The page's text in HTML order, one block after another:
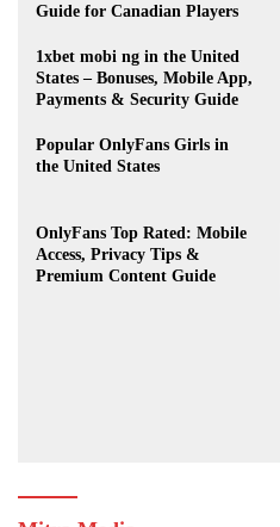
Guide for Canadian Players
1xbet mobi ng in the United
States – Bonuses, Mobile App,
Payments & Security Guide
Popular OnlyFans Girls in
the United States
OnlyFans Top Rated: Mobile
Access, Privacy Tips &
Premium Content Guide